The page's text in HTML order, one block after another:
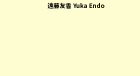
遠藤友香 Yuka Endo